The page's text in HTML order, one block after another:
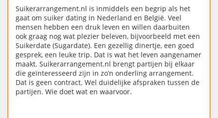
Suikerarrangement.nl is inmiddels een begrip als het
gaat om suiker dating in Nederland en België. Veel
mensen hebben een druk leven en willen daarbuiten
ook graag nog wat plezier beleven, bijvoorbeeld met een
Suikerdate (Sugardate). Een gezellig dinertje, een goed
gesprek, een leuke trip. Dat is wat het leven aangenamer
maakt. Suikerarrangement.nl brengt partijen bij elkaar
die geïnteresseerd zijn in zo’n onderling arrangement.
Dat is geen contract. Wel duidelijke afspraken tussen de
partijen. Wie doet wat en waarvoor.